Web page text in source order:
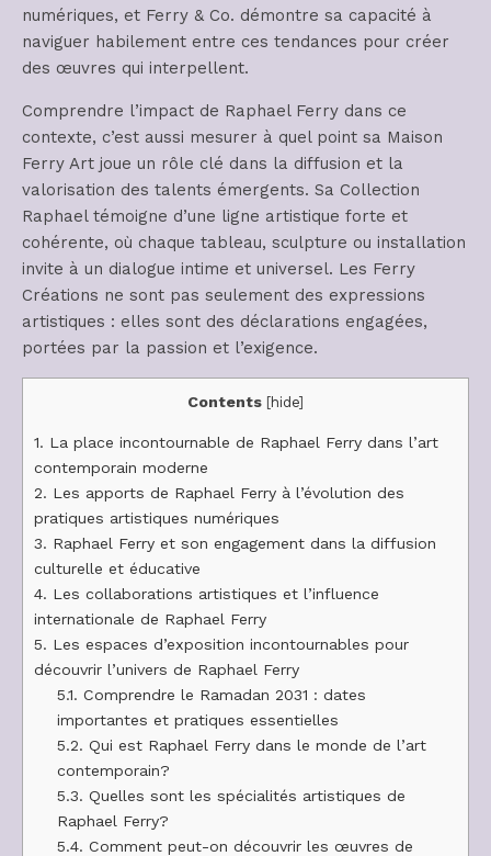
numériques, et Ferry & Co. démontre sa capacité à
naviguer habilement entre ces tendances pour créer
des œuvres qui interpellent.
Comprendre l’impact de Raphael Ferry dans ce
contexte, c’est aussi mesurer à quel point sa Maison
Ferry Art joue un rôle clé dans la diffusion et la
valorisation des talents émergents. Sa Collection
Raphael témoigne d’une ligne artistique forte et
cohérente, où chaque tableau, sculpture ou installation
invite à un dialogue intime et universel. Les Ferry
Créations ne sont pas seulement des expressions
artistiques : elles sont des déclarations engagées,
portées par la passion et l’exigence.
Contents [hide]
1. La place incontournable de Raphael Ferry dans l’art
contemporain moderne
2. Les apports de Raphael Ferry à l’évolution des
pratiques artistiques numériques
3. Raphael Ferry et son engagement dans la diffusion
culturelle et éducative
4. Les collaborations artistiques et l’influence
internationale de Raphael Ferry
5. Les espaces d’exposition incontournables pour
découvrir l’univers de Raphael Ferry
5.1. Comprendre le Ramadan 2031 : dates
importantes et pratiques essentielles
5.2. Qui est Raphael Ferry dans le monde de l’art
contemporain?
5.3. Quelles sont les spécialités artistiques de
Raphael Ferry?
5.4. Comment peut-on découvrir les œuvres de